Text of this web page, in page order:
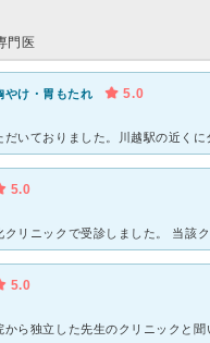
門医
やけ・胃もたれ 5.0
5.0
5.0